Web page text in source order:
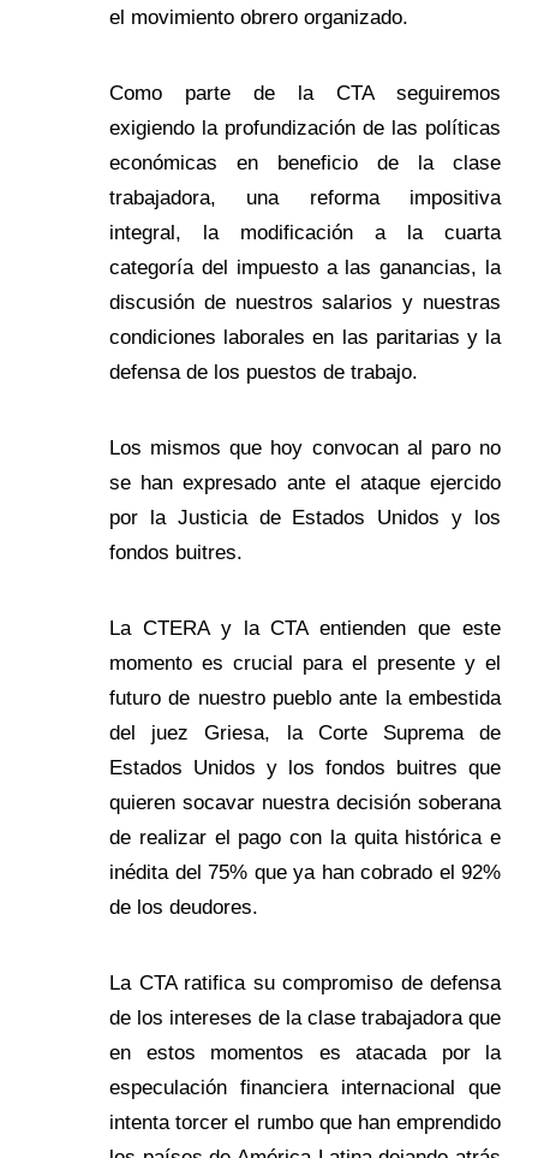
el movimiento obrero organizado.
Como parte de la CTA seguiremos
exigiendo la profundización de las políticas
económicas en beneficio de la clase
trabajadora, una reforma impositiva
integral, la modificación a la cuarta
categoría del impuesto a las ganancias, la
discusión de nuestros salarios y nuestras
condiciones laborales en las paritarias y la
defensa de los puestos de trabajo.
Los mismos que hoy convocan al paro no
se han expresado ante el ataque ejercido
por la Justicia de Estados Unidos y los
fondos buitres.
La CTERA y la CTA entienden que este
momento es crucial para el presente y el
futuro de nuestro pueblo ante la embestida
del juez Griesa, la Corte Suprema de
Estados Unidos y los fondos buitres que
quieren socavar nuestra decisión soberana
de realizar el pago con la quita histórica e
inédita del 75% que ya han cobrado el 92%
de los deudores.
La CTA ratifica su compromiso de defensa
de los intereses de la clase trabajadora que
en estos momentos es atacada por la
especulación financiera internacional que
intenta torcer el rumbo que han emprendido